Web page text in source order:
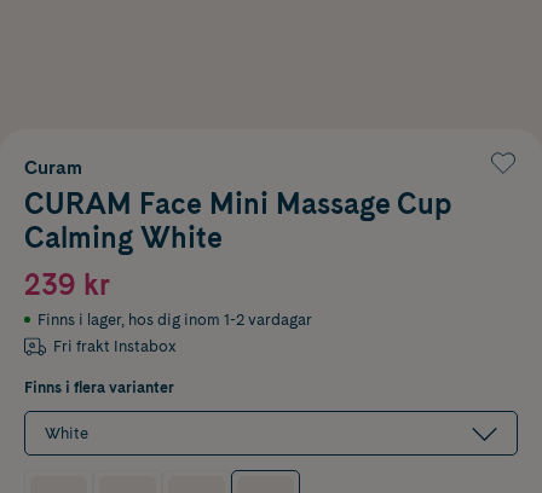
Curam
CURAM Face Mini Massage Cup
Calming White
239 kr
Finns i lager, hos dig inom 1-2 vardagar
Fri frakt Instabox
Finns i flera varianter
White